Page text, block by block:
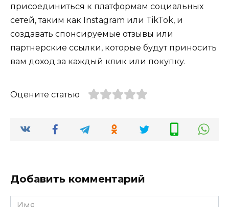
присоединиться к платформам социальных
сетей, таким как Instagram или TikTok, и
создавать спонсируемые отзывы или
партнерские ссылки, которые будут приносить
вам доход за каждый клик или покупку.
Оцените статью
Добавить комментарий
Имя